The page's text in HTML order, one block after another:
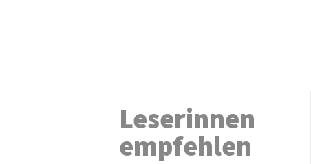
Leserinnen
empfehlen